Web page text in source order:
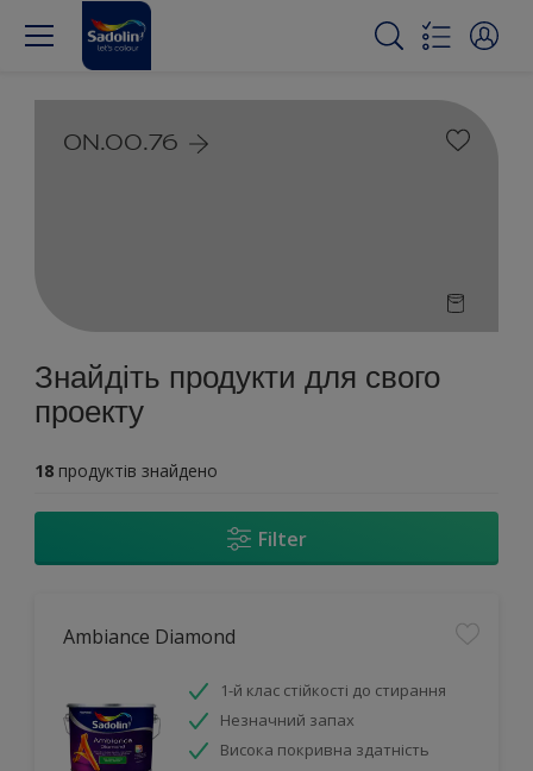
ON.00.76
Знайдіть продукти для свого
проекту
18 продуктів знайдено
Filter
Ambiance Diamond
1-й клас стійкості до стирання
Незначний запах
Висока покривна здатність